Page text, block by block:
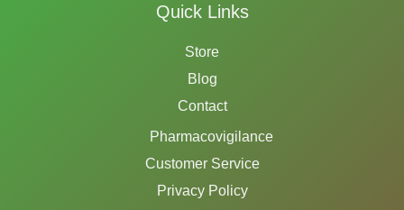
Quick Links
Store
Blog
Contact
Pharmacovigilance
Customer Service
Privacy Policy